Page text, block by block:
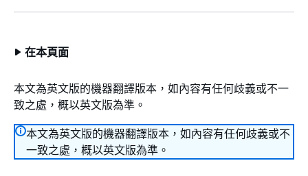
在本頁面
本文為英文版的機器翻譯版本，如內容有任何歧義或不一
致之處，概以英文版為準。
本文為英文版的機器翻譯版本，如內容有任何歧義或不
一致之處，概以英文版為準。